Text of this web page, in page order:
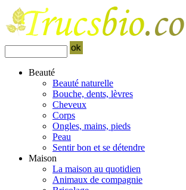
Beauté
Beauté naturelle
Bouche, dents, lèvres
Cheveux
Corps
Ongles, mains, pieds
Peau
Sentir bon et se détendre
Maison
La maison au quotidien
Animaux de compagnie